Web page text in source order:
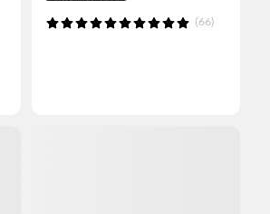
(66)